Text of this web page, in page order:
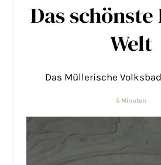
Das
Welt
Das Müllerische
5 Minuten